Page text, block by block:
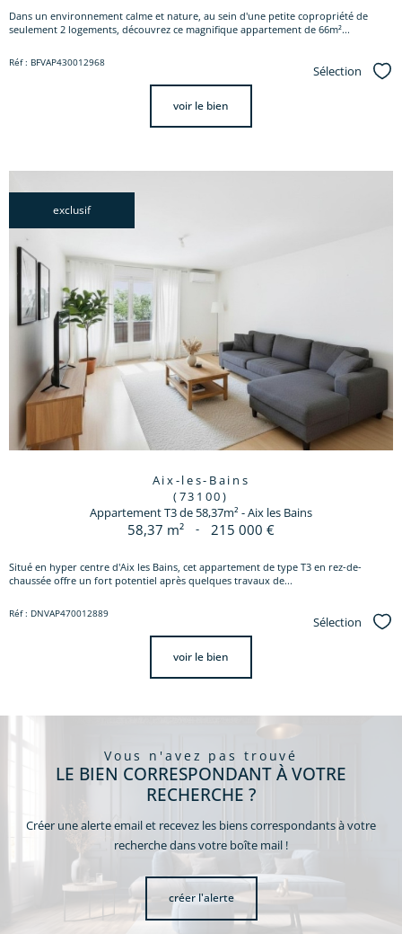
Dans un environnement calme et nature, au sein d'une petite copropriété de
seulement 2 logements, découvrez ce magnifique appartement de 66m²...
Réf : BFVAP430012968
Sélection
voir le bien
exclusif
Aix-les-Bains
(73100)
Appartement T3 de 58,37m² - Aix les Bains
58,37 m² - 215 000 €
Situé en hyper centre d'Aix les Bains, cet appartement de type T3 en rez-de-
chaussée offre un fort potentiel après quelques travaux de...
Réf : DNVAP470012889
Sélection
voir le bien
vous n'avez pas trouvé
LE BIEN CORRESPONDANT À VOTRE
RECHERCHE ?
Créer une alerte email et recevez les biens correspondants à votre
recherche dans votre boîte mail !
créer l'alerte